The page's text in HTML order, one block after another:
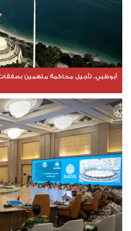
أبوظبي.. تأجيل محاكمة متهمين